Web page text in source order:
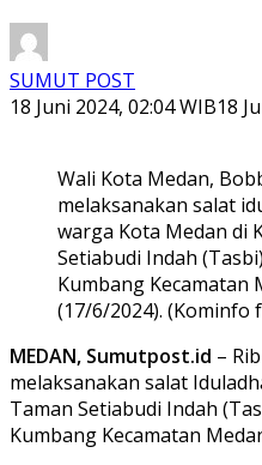
SUMUT POST
18 Juni 2024, 02:04 WIB18
Wali Kota Medan,
melaksanakan salat
warga Kota Medan di
Setiabudi Indah
Kumbang Kecamatan
(17/6/2024). (Kominfo
MEDAN, Sumutpost.id –
melaksanakan salat
Taman Setiabudi Indah
Kumbang Kecamatan